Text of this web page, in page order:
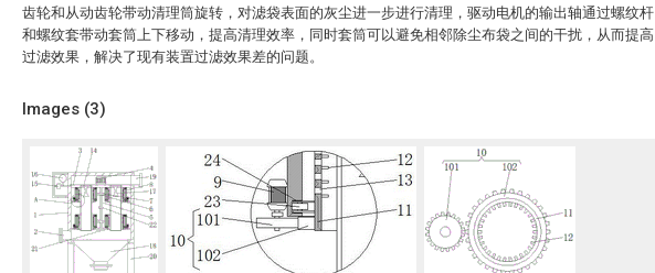
齿轮和从动齿轮带动清理筒旋转，对滤袋表面的灰尘进一步进行清理，驱动电机的输出轴通过螺纹杆
和螺纹套带动套筒上下移动，提高清理效率，同时套筒可以避免相邻除尘布袋之间的干扰，从而提高
过滤效果，解决了现有装置过滤效果差的问题。
Images (3)